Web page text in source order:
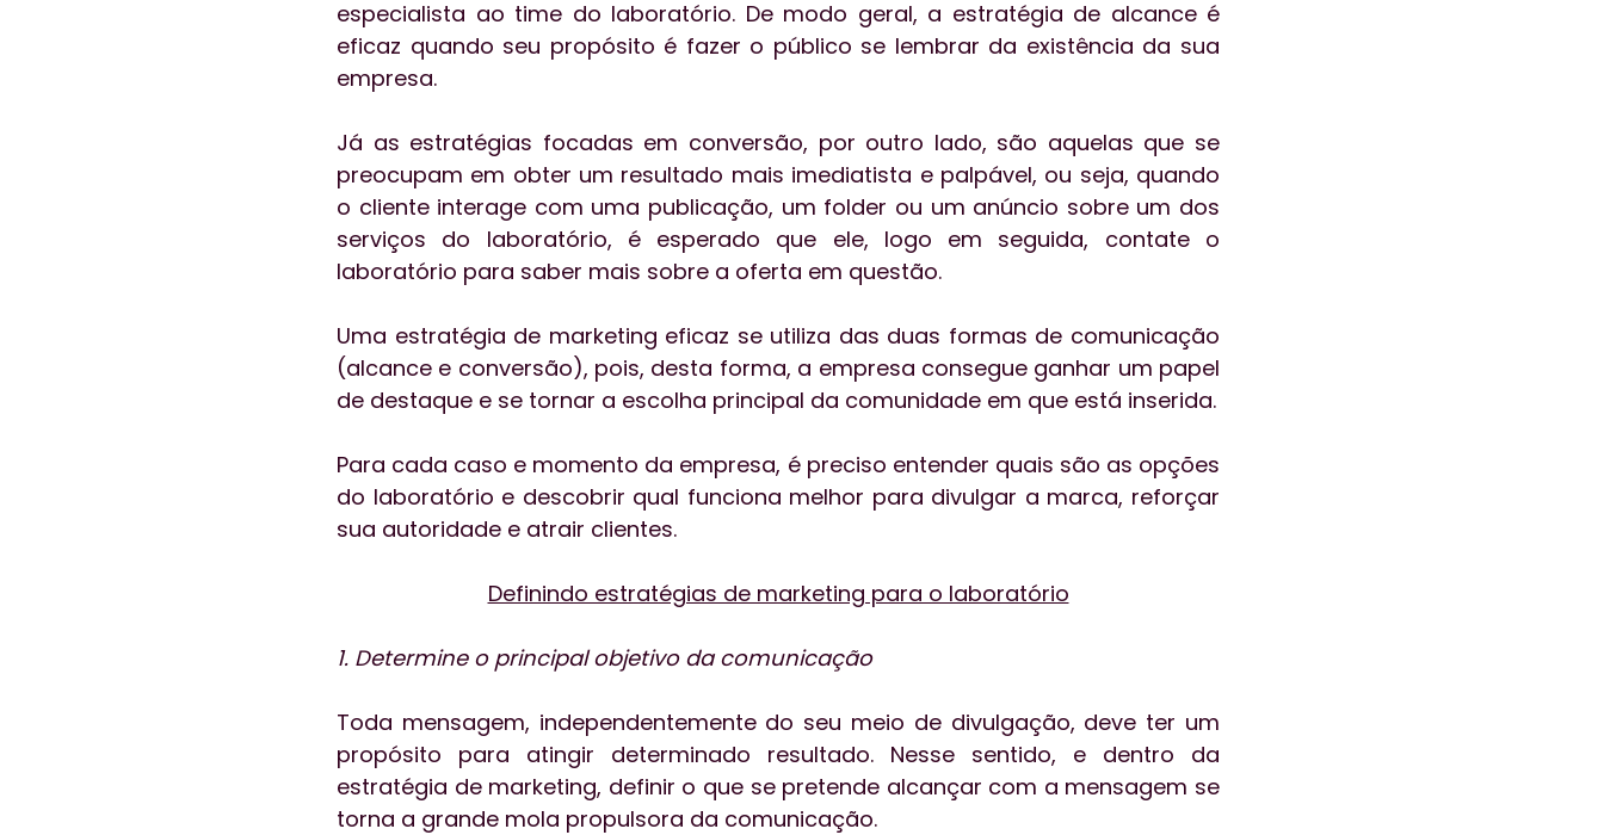
especialista ao time do laboratório. De modo geral, a estratégia de alcance é
eficaz quando seu propósito é fazer o público se lembrar da existência da sua
empresa.
Já as estratégias focadas em conversão, por outro lado, são aquelas que se
preocupam em obter um resultado mais imediatista e palpável, ou seja, quando
o cliente interage com uma publicação, um folder ou um anúncio sobre um dos
serviços do laboratório, é esperado que ele, logo em seguida, contate o
laboratório para saber mais sobre a oferta em questão.
Uma estratégia de marketing eficaz se utiliza das duas formas de comunicação
(alcance e conversão), pois, desta forma, a empresa consegue ganhar um papel
de destaque e se tornar a escolha principal da comunidade em que está inserida.
Para cada caso e momento da empresa, é preciso entender quais são as opções
do laboratório e descobrir qual funciona melhor para divulgar a marca, reforçar
sua autoridade e atrair clientes.
Definindo estratégias de marketing para o laboratório
1. Determine o principal objetivo da comunicação
Toda mensagem, independentemente do seu meio de divulgação, deve ter um
propósito para atingir determinado resultado. Nesse sentido, e dentro da
estratégia de marketing, definir o que se pretende alcançar com a mensagem se
torna a grande mola propulsora da comunicação.